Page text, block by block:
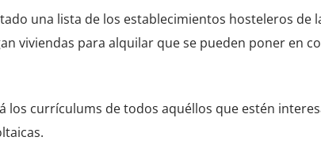
una lista de los establecimientos hosteleros de
viviendas para alquilar que se pueden poner en
los currículums de todos aquéllos que estén